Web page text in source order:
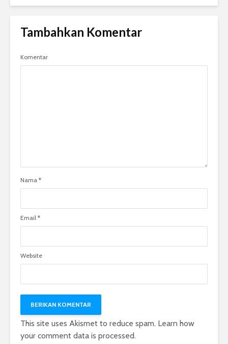
Tambahkan Komentar
Komentar
Nama *
Email *
Website
This site uses Akismet to reduce spam. Learn how
your comment data is processed.